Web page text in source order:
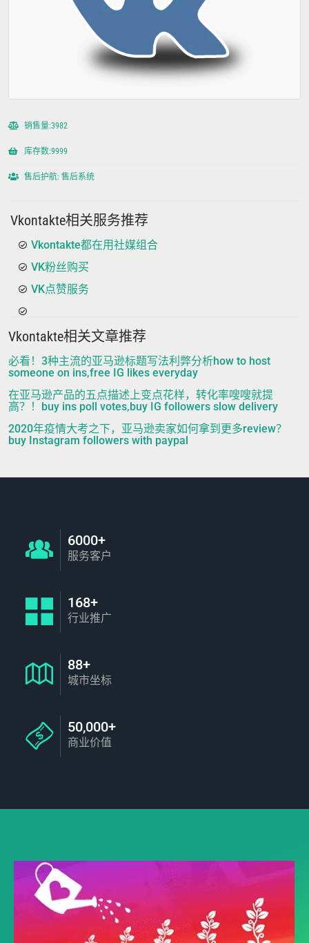
销售量:3982
库存数:9999
售后护航: 售后系统
Vkontakte相关服务推荐
Vkontakte都在用社媒组合
VK粉丝购买
VK点赞服务
Vkontakte相关文章推荐
必看！3种主流的亚马逊标题写法利弊分析how to host
someone on ins,free IG likes everyday
在亚马逊产品的五点描述上变点花样，转化率嗖嗖就提
高？！buy ins poll votes,buy IG followers slow delivery
2020年疫情大考之下，亚马逊卖家如何拿到更多review？
buy Instagram followers with paypal
6000+
服务客户
168+
行业推广
88+
城市坐标
50,000+
商业价值